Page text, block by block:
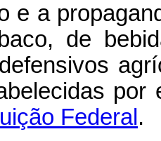
e a
de
Federal .